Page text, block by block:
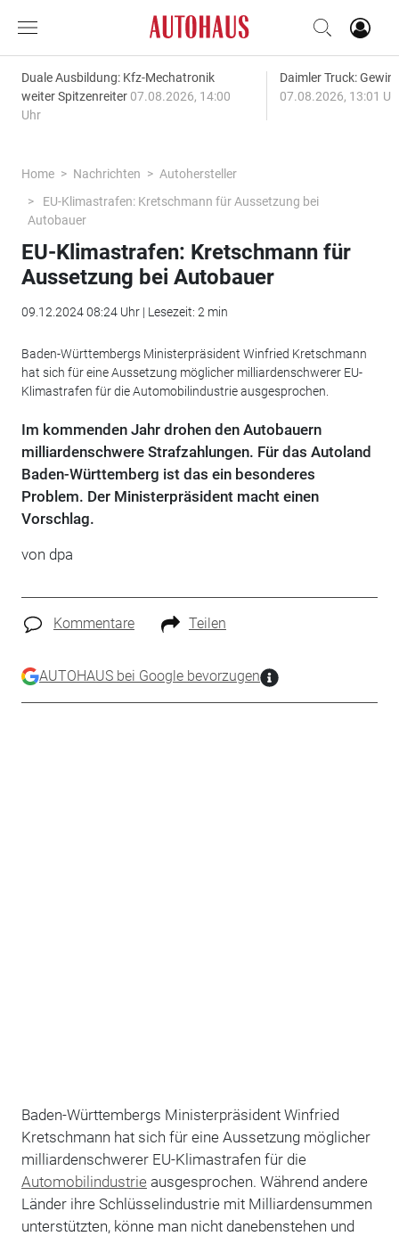
Duale Ausbildung: Kfz-Mechatronik
weiter Spitzenreiter 07.08.2026, 14:00
Uhr
Daimler Truck:
07.08.2026, 13:01
Home Nachrichten
Autohersteller
EU-Klimastrafen: Kretschmann für Aussetzung bei
Autobauer
EU-Klimastrafen: Kretschmann für
Aussetzung bei Autobauer
09.12.2024 08:24 Uhr | Lesezeit: 2 min
Baden-Württembergs Ministerpräsident Winfried Kretschmann
hat sich für eine Aussetzung möglicher milliardenschwerer EU-
Klimastrafen für die Automobilindustrie ausgesprochen.
Im kommenden Jahr drohen den Autobauern
milliardenschwere Strafzahlungen. Für das Autoland
Baden-Württemberg ist das ein besonderes
Problem. Der Ministerpräsident macht einen
Vorschlag.
von dpa
Kommentare Teilen
AUTOHAUS bei Google bevorzugen
Baden-Württembergs Ministerpräsident Winfried
Kretschmann hat sich für eine Aussetzung möglicher
milliardenschwerer EU-Klimastrafen für die
Automobilindustrie ausgesprochen. Während andere
Länder ihre Schlüsselindustrie mit Milliardensummen
unterstützten, könne man nicht danebenstehen und